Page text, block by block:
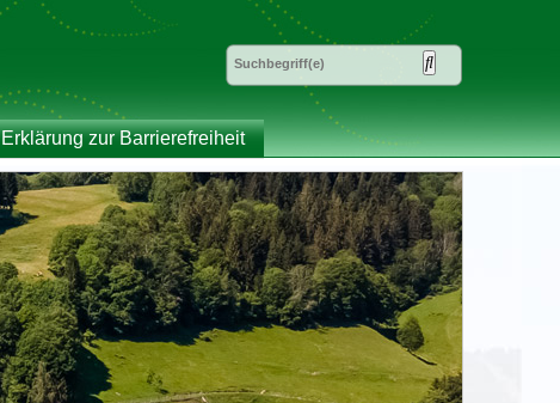
Erklärung zur Barrierefreiheit